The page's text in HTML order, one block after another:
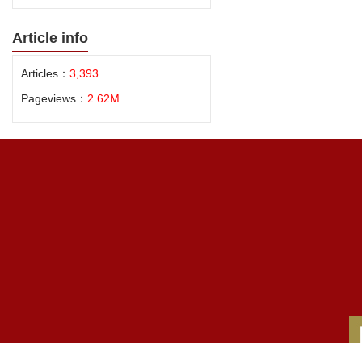
Article info
Articles： 3,393
Pageviews： 2.62M